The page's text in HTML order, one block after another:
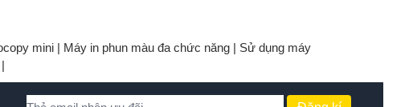
mini | Máy in phun màu đa chức năng | Sử dụng máy